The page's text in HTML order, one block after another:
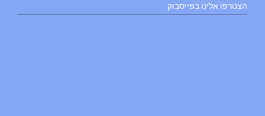
הצטרפו אלינו בפייסבוק